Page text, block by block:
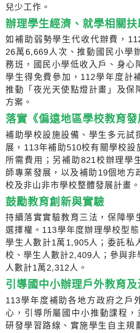
兒少工作。
辦理學生經濟、就學相關扶
如補助弱勢學生代收代辦費，
26萬6,669人次、推動國民小學
務班，國民小學低收入戶、身心
學生得免費參加，112學年度計
推動「夜光天使點燈計畫」及保
方案。
落實《偏遠地區學校教育發
補助學校設施設備、學生多元試
展，113年補助510校有關學校設
所需費用；另補助821校辦理學
師專業發展，以及補助19個地方
校及非山非市學校整體發展計畫。
鼓勵教育創新與實驗
持續落實實驗教育三法，保障學
選擇權。113學年度辦理學校型
學生人數計1萬1,905人；委託私
校、學生人數計2,409人；參與非
人數計1萬2,312人。
引導國中小辦理戶外教育
113學年度補助各地方政府之戶
心，引導所屬國中小推動課程
研發學習路線、實施學生自主規